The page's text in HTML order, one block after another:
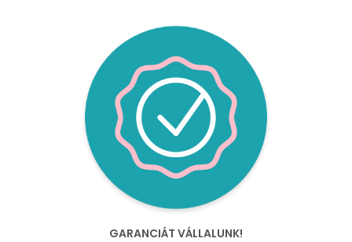
GARANCIÁT VÁLLALUNK!